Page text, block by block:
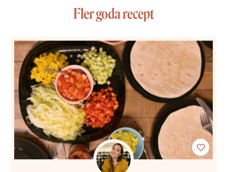
Fler goda recept